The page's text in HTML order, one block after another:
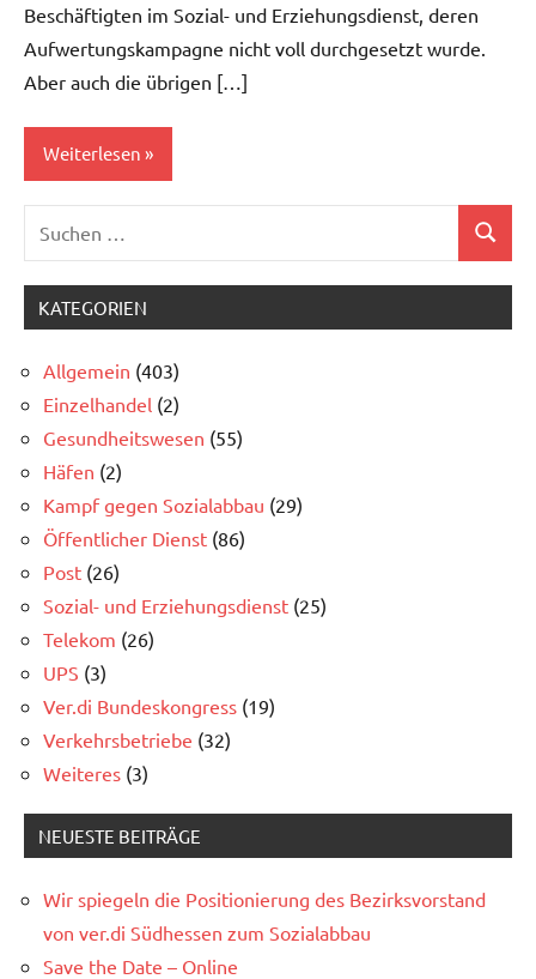
Beschäftigten im Sozial- und Erziehungsdienst, deren
Aufwertungskampagne nicht voll durchgesetzt wurde.
Aber auch die übrigen […]
Weiterlesen
Allgemein
Dienst
Suchen
KATEGORIEN
Allgemein (403)
Einzelhandel (2)
Gesundheitswesen (55)
Häfen (2)
Kampf gegen Sozialabbau (29)
Öffentlicher Dienst (86)
Post (26)
Sozial- und Erziehungsdienst (25)
Telekom (26)
UPS (3)
Ver.di Bundeskongress (19)
Verkehrsbetriebe (32)
Weiteres (3)
NEUESTE BEITRÄGE
Wir spiegeln die Positionierung des Bezirksvorstand
von ver.di Südhessen zum Sozialabbau
Save the Date – Online